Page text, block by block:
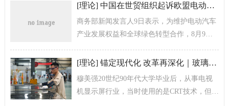
[理论] 中国在世贸组织起诉欧盟电动汽车临时反补贴措施
商务部新闻发言人9日表示，为维护电动汽车
产业发展权益和全球绿色转型合作，8月9
诸世界贸易组织争端解决机制。
[理论] 锚定现代化 改革再深化｜玻璃，映射中国之变
穆美强20世纪90年代大学毕业后，从事电视
机显示屏行业，当时使用的是CRT技术，但很